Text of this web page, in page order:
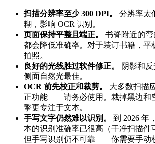
扫描分辨率至少 300 DPI。
分辨率太
糊，影响 OCR 识别。
页面保持平整且端正。
书脊附近的
都会降低准确率。对于装订书籍，平
拍照。
良好的光线胜过软件修正。
阴影和反
侧面自然光最佳。
OCR 前先校正和裁剪。
大多数扫描
正功能——请务必使用。裁掉黑边和
擎更专注于文本。
手写文字仍然难以识别。
到 2026 年
本的识别准确率已很高（干净扫描件
但手写识别仍不可靠——你需要手动